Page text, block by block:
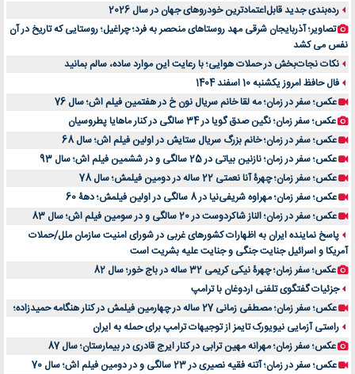
رده‌بندی جدید قابل‌اعتمادترین خودروهای جهان در سال 2026
تصاویر؛ آذربایجان شرقی مهد روستاهای منحصر به فرد؛ چراغیل؛ روستایی که تاریخ در آن
نفس می کشد
نکات نجات‌بخش در حملات هوایی؛ با رعایت این موارد ساده، سالم بمانید
فال حافظ امروز یکشنبه 10 اسفند 1404
عکس؛ سفر در زمان؛ مه لقا خانم سریال نون خ در هفتمین فیلم اش؛ سال 76
عکس؛ سفر زمان؛ نگین صدق گویا در 34 سالگی در کنار ماهایا پطروسیان
عکس؛ سفر در زمان؛ خانم بزرگ سریال ستایش در اولین فیلم اش؛ سال 68
عکس؛ سفر در زمان؛ نازنین بیاتی در 25 سالگی و در ششمین فیلم اش؛ سال 93
عکس؛ سفر زمان؛ چهرۀ آنا نعمتی 22 ساله در دومین فیلمش؛ سال 78
عکس؛ سفر زمان؛ مهراوه شریفی‌نیا در 8 سالگی در اولین فیلمش؛ دهۀ 60
عکس؛ سفر در زمان؛ الناز شاکردوست در 20 سالگی و در سومین فیلم اش؛ سال 83
پاسخ نماینده ایران به اظهارات کشورهای غربی در شورای امنیت سازمان ملل/حملات
آمریکا و اسرائیل جنایت جنگی و جنایت علیه بشریت است
عکس؛ سفر زمان؛ چهرۀ نیکی کریمی 32 ساله در باج خور؛ سال 82
جزئیات گفتگوی تلفنی اردوغان با ترامپ
عکس؛ سفر زمان؛ مصطفی زمانی 27 ساله در چهارمین فیلمش در کنار هنگامه حمیدزاده؛
راستی آزمایی نیویورک تایمز از توجیهات ترامپ برای حمله به ایران
عکس؛ سفر زمان؛ مهرانه مهین ترابی در کنار ایرج قادری در بیمارستان؛ سال 87
عکس؛ سفر در زمان؛ آتنه فقیه نصیری در 23 سالگی و در دومین فیلم اش؛ سال 70